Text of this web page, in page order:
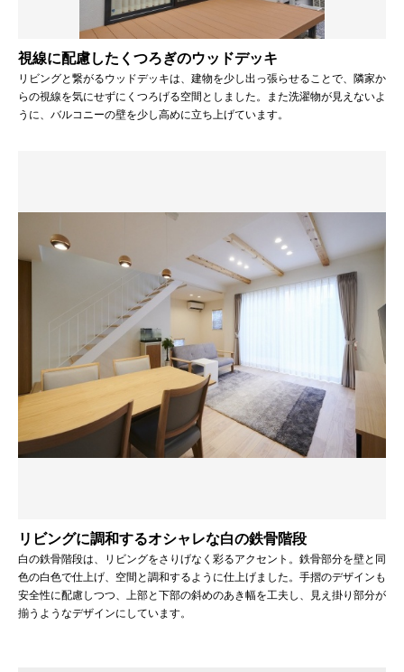
視線に配慮したくつろぎのウッドデッキ
リビングと繋がるウッドデッキは、建物を少し出っ張らせることで、隣家か
らの視線を気にせずにくつろげる空間としました。また洗濯物が見えないよ
うに、バルコニーの壁を少し高めに立ち上げています。
リビングに調和するオシャレな白の鉄骨階段
白の鉄骨階段は、リビングをさりげなく彩るアクセント。鉄骨部分を壁と同
色の白色で仕上げ、空間と調和するように仕上げました。手摺のデザインも
安全性に配慮しつつ、上部と下部の斜めのあき幅を工夫し、見え掛り部分が
揃うようなデザインにしています。